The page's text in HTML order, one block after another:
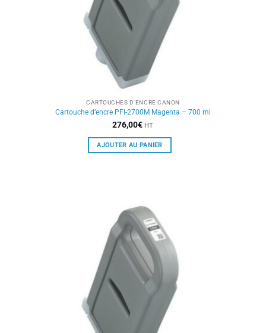
CARTOUCHES D'ENCRE CANON
Cartouche d’encre PFI-2700M Magenta – 700 ml
276,00€ HT
AJOUTER AU PANIER